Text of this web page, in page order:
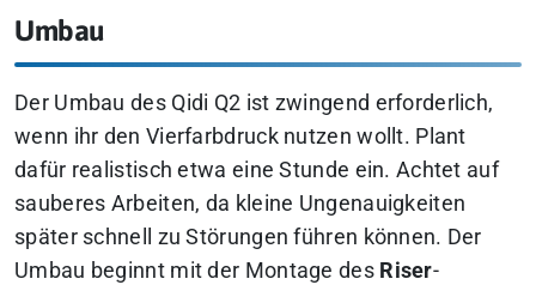
Umbau
Der Umbau des Qidi Q2 ist zwingend erforderlich,
wenn ihr den Vierfarbdruck nutzen wollt. Plant
dafür realistisch etwa eine Stunde ein. Achtet auf
sauberes Arbeiten, da kleine Ungenauigkeiten
später schnell zu Störungen führen können. Der
Umbau beginnt mit der Montage des Riser-